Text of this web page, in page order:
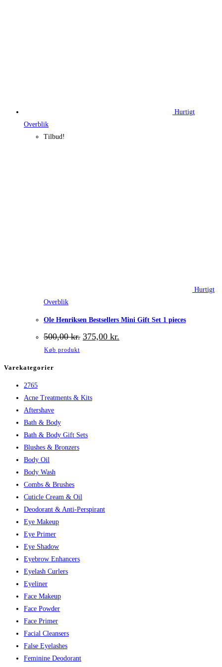
Hurtigt
Overblik
Tilbud!
Hurtigt
Overblik
Ole Henriksen Bestsellers Mini Gift Set 1 pieces
500,00kr. Den
oprindelige
375,00 kr.
aktuelle
Køb produkt
Varekategorier
2765
Acne Treatments & Kits
Aftershave
Bath & Body
Bath & Body Gift Sets
Blushes & Bronzers
Body Oil
Body Wash
Combs & Brushes
Cuticle Cream & Oil
Deodorant & Anti-Perspirant
Eye Makeup
Eye Primer
Eye Shadow
Eyebrow Enhancers
Eyelash Curlers
Eyeliner
Face Makeup
Face Powder
Face Primer
Facial Cleansers
False Eyelashes
Feminine Deodorant